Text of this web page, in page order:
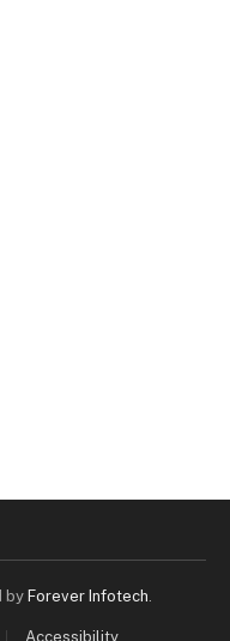
by Forever Infotech.
Accessibility